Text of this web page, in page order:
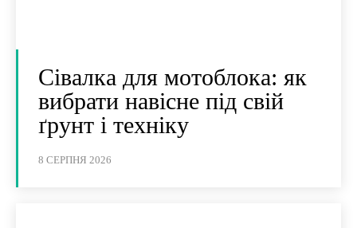
Сівалка для мотоблока: як
вибрати навісне під свій
ґрунт і техніку
8 СЕРПНЯ 2026